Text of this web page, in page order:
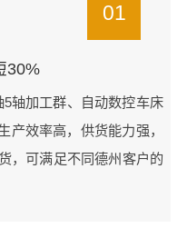
01
30%
轴加工群、自动数控车床
产效率高，供货能力强，
，可满足不同德州客户的